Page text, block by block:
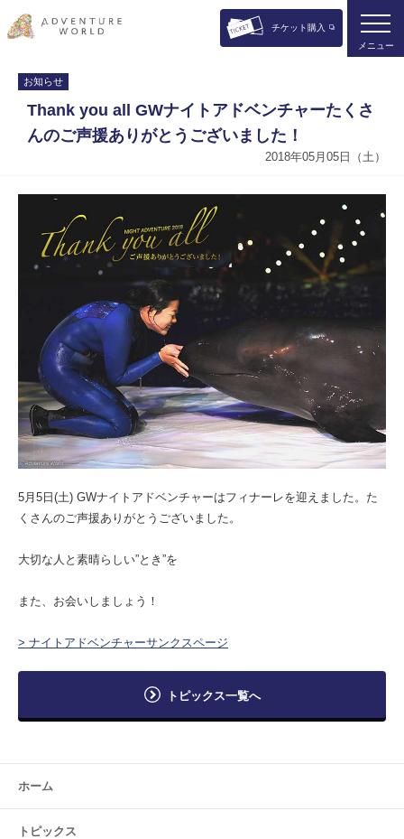
チケット購入
メニュー
お知らせ
Thank you all GWナイトアドベンチャーたくさ
んのご声援ありがとうございました！
2018年05月05日（土）
5月5日(土) GWナイトアドベンチャーはフィナーレを迎えました。た
くさんのご声援ありがとうございました。
大切な人と素晴らしい”とき”を
また、お会いしましょう！
> ナイトアドベンチャーサンクスページ
トピックス一覧へ
ホーム
トピックス